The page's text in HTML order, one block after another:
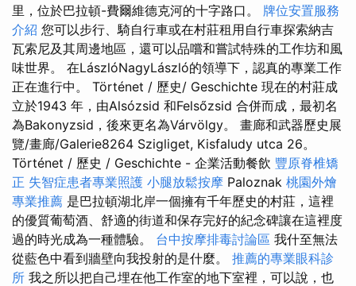
里，位於巴拉頓-費爾維德克河的十字路口。 牌位安置服務
介紹 您可以步行、騎自行車或在村莊租用自行車探索納吉
瓦索尼及其周邊地區，還可以品嚐和嘗試特殊的工作坊和風
味世界。 在LászlóNagyLászló的領導下，認真的專業工作
正在進行中。 Történet / 歷史/ Geschichte 現在的村莊成
立於1943 年，由Alsózsid 和Felsőzsid 合併而成，最初名
為Bakonyzsid，後來更名為Várvölgy。 畫廊和武器歷史展
覽/畫廊/Galerie8264 Szigliget, Kisfaludy utca 26。
Történet / 歷史 / Geschichte - 企業活動餐飲 豐原脊椎矯
正 失智症患者專業照護 小腿放鬆按摩 Paloznak 桃園外燴
專業推薦 是巴拉頓湖北岸一個擁有千年歷史的村莊，這裡
的優質葡萄酒、舒適的街道和保存完好的紀念碑讓在這裡度
過的時光成為一種體驗。 台中按摩排毒討論區 我什至無法
從藍色中看到牆壁向我投射的是什麼。 推薦的專業眼科診
所 我之所以把自己埋在他工作室的地下室裡，可以說，也